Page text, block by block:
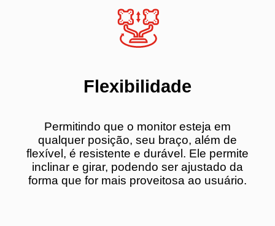
Flexibilidade
Permitindo que o monitor esteja em
qualquer posição, seu braço, além de
flexível, é resistente e durável. Ele permite
inclinar e girar, podendo ser ajustado da
forma que for mais proveitosa ao usuário.